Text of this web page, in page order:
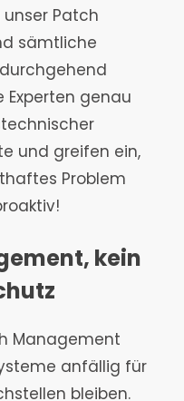
Patch
sämtliche
Experten genau
und greifen ein,
Problem
kein
Management
anfällig für
bleiben.